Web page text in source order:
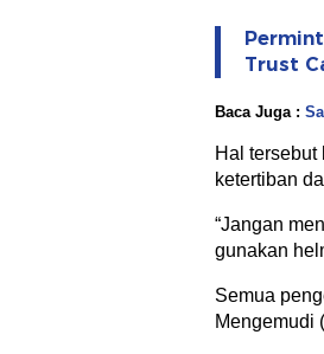
Trust
Baca Juga :
Hal
ketertiban
“Jangan
gunakan
Semua
Mengemudi